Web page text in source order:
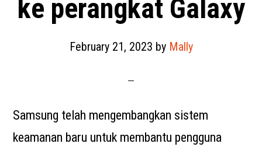
ke perangkat Galaxy
February 21, 2023 by Mally
Samsung telah mengembangkan sistem
keamanan baru untuk membantu pengguna